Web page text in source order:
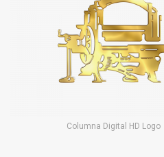
Columna Digital HD Logo